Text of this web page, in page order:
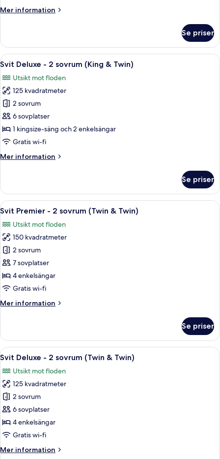
-Mer information
Mer
-
kingsize-
-
terrass
Se priser
Öppna
alla
foton
för
Svit
Deluxe
-
2
(King
Ett hotellrum med en stor säng, ett
6
Svit Deluxe - 2 sovrum (King & Twin)
Utsikt mot floden
125 kvadratmeter
2 sovrum
6 sovplatser
1 kingsize-säng och 2 enkelsängar
Gratis wi-fi
Mer information
Mer
Deluxe
2
(King
&
Twin)
Se priser
Öppna
alla
foton
för
Svit
Premier
-
2
(Twin
Ett rymligt hotellrum med ett stort
9
Svit Premier - 2 sovrum (Twin & Twin)
Utsikt mot floden
150 kvadratmeter
2 sovrum
7 sovplatser
4 enkelsängar
Gratis wi-fi
Mer information
Mer
Premier
2
(Twin
&
Twin)
Se priser
Öppna
alla
foton
för
Svit
Deluxe
-
2
(Twin
Ett hotellrum med en stor säng, ett
5
Svit Deluxe - 2 sovrum (Twin & Twin)
Utsikt mot floden
125 kvadratmeter
2 sovrum
6 sovplatser
4 enkelsängar
Gratis wi-fi
Mer information
Mer